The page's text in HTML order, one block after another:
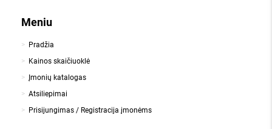
Meniu
Pradžia
Kainos skaičiuoklė
Įmonių katalogas
Atsiliepimai
Prisijungimas / Registracija įmonėms